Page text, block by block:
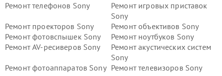
Ремонт телефонов Sony
Ремонт игровых приставок
Sony
Ремонт проекторов Sony
Ремонт объективов Sony
Ремонт фотовспышек Sony
Ремонт ноутбуков Sony
Ремонт AV-ресиверов Sony
Ремонт акустических систем
Sony
Ремонт фотоаппаратов Sony Ремонт телевизоров Sony